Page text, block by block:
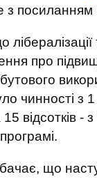
з посиланням
про
чинності з
відсотків -
що